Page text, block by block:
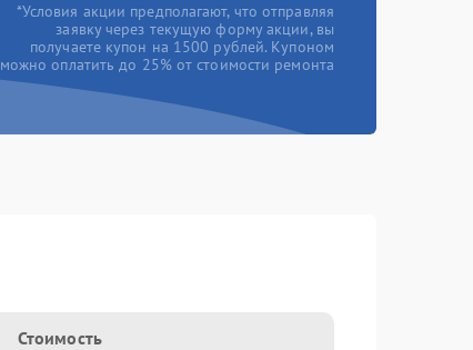
*Условия акции предполагают, что отправляя
заявку через текущую форму акции, вы
получаете купон на 1500 рублей. Купоном
можно оплатить до 25% от стоимости ремонта
Стоимость